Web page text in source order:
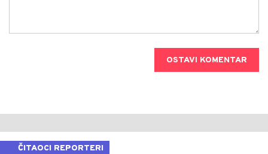
OSTAVI KOMENTAR
ČITAOCI REPORTERI